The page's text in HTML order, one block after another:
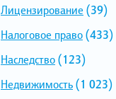
Лицензирование (39)
Налоговое право(433)
Наследство(123)
Недвижимость(1 023)